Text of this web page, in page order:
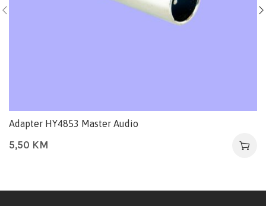
Adapter HY4853 Master Audio
5,50 KM